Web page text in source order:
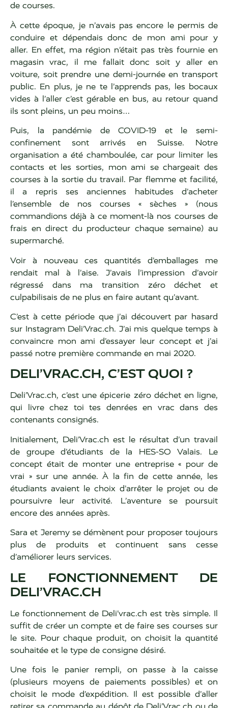
de courses.
À cette époque, je n’avais pas encore le permis de
conduire et dépendais donc de mon ami pour y
aller. En effet, ma région n’était pas très fournie en
magasin vrac, il me fallait donc soit y aller en
voiture, soit prendre une demi-journée en transport
public. En plus, je ne te l’apprends pas, les bocaux
vides à l’aller c’est gérable en bus, au retour quand
ils sont pleins, un peu moins…
Puis, la pandémie de COVID-19 et le semi-
confinement sont arrivés en Suisse. Notre
organisation a été chamboulée, car pour limiter les
contacts et les sorties, mon ami se chargeait des
courses à la sortie du travail. Par flemme et facilité,
il a repris ses anciennes habitudes d’acheter
l’ensemble de nos courses « sèches » (nous
commandions déjà à ce moment-là nos courses de
frais en direct du producteur chaque semaine) au
supermarché.
Voir à nouveau ces quantités d’emballages me
rendait mal à l’aise. J’avais l’impression d’avoir
régressé dans ma transition zéro déchet et
culpabilisais de ne plus en faire autant qu’avant.
C’est à cette période que j’ai découvert par hasard
sur Instagram Deli’Vrac.ch. J’ai mis quelque temps à
convaincre mon ami d’essayer leur concept et j’ai
passé notre première commande en mai 2020.
DELI’VRAC.CH, C’EST QUOI ?
Deli’Vrac.ch, c’est une épicerie zéro déchet en ligne,
qui livre chez toi tes denrées en vrac dans des
contenants consignés.
Initialement, Deli’Vrac.ch est le résultat d’un travail
de groupe d’étudiants de la HES-SO Valais. Le
concept était de monter une entreprise « pour de
vrai » sur une année. À la fin de cette année, les
étudiants avaient le choix d’arrêter le projet ou de
poursuivre leur activité. L’aventure se poursuit
encore des années après.
Sara et Jeremy se démènent pour proposer toujours
plus de produits et continuent sans cesse
d’améliorer leurs services.
LE FONCTIONNEMENT DE
DELI’VRAC.CH
Le fonctionnement de Deli’vrac.ch est très simple. Il
suffit de créer un compte et de faire ses courses sur
le site. Pour chaque produit, on choisit la quantité
souhaitée et le type de consigne désiré.
Une fois le panier rempli, on passe à la caisse
(plusieurs moyens de paiements possibles) et on
choisit le mode d’expédition. Il est possible d’aller